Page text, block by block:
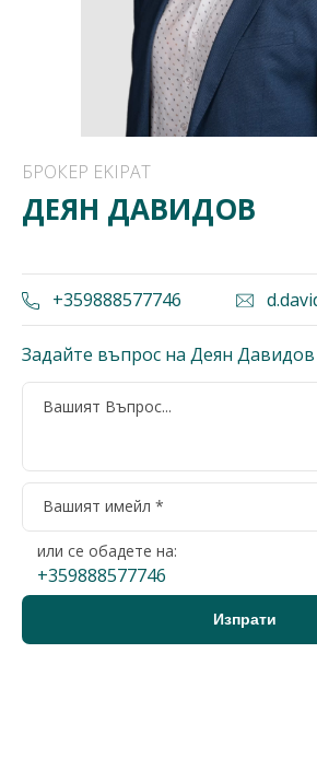
БРОКЕР EKIPAT
ДЕЯН ДАВИДОВ
+359888577746
Задайте въпрос на Деян Давидов
или се обадете на:
+359888577746